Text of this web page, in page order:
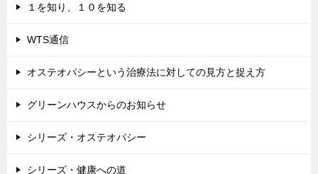
１を知り、１０を知る
WTS通信
オステオパシーという治療法に対しての見方と捉え方
グリーンハウスからのお知らせ
シリーズ・オステオパシー
シリーズ・健康への道